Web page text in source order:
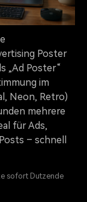
Poster
„Ad Poster“
im
Neon, Retro)
mehrere
für Ads,
– schnell
sofort Dutzende